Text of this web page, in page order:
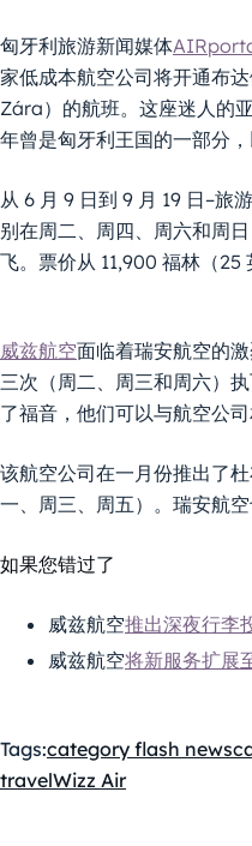
匈牙利旅游新闻媒体
家低成本航空公司将开通布
Zára）的航班。这座迷人的
年曾是匈牙利王国的一部分
从 6 月 9 日到 9 月 19 日–旅
别在周二、周四、周六和周
飞。票价从 11,900 福林（25
威兹航空面临着瑞安航空的
三次（周二、周三和周六）
了福音，他们可以与航空公
该航空公司在一月份推出了
一、周三、周五）。瑞安航
如果您错过了
威兹航空推出深夜行李
威兹航空将新服务扩展
Tags:category flash news
travelWizz Air